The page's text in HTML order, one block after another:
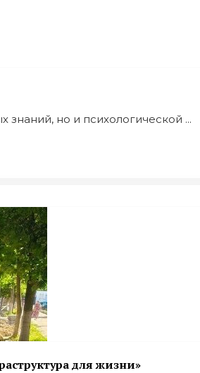
но и психологической ...
для жизни»